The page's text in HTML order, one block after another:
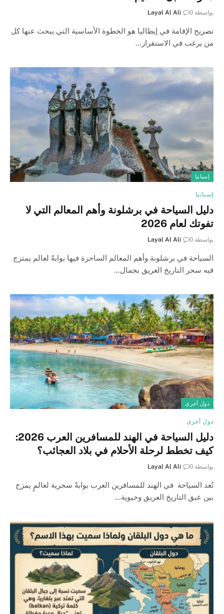
بواسطة Layal Al Ali 0
تصريح الإقامة في إيطاليا هو الخطوة الأساسية التي يبحث عنها كل
من يرغب في الاستقرار…
إسبانيا
إسبانيا
دليل السياحة في برشلونة وأهم المعالم التي لا
تفوتك لعام 2026
بواسطة Layal Al Ali 0
السياحة في برشلونة وأهم المعالم الساحرة فيها بوابةً لعالم يمتزج
فيه سحر التاريخ العريق بجمال…
دول أخرى
دول أخرى
دليل السياحة في الهند للمسافرين العرب 2026:
كيف تخطط لرحلة الأحلام في بلاد العجائب؟
بواسطة Layal Al Ali 0
تُعد السياحة في الهند للمسافرين العرب بوابةً سحرية لعالمٍ يمزج
بين عبق التاريخ العريق وحيوية…